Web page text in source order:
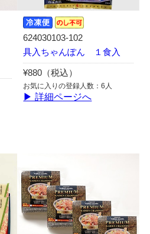
624030103-102
具入ちゃんぽん １食入
¥880（税込）
お気に入りの登録人数：6人
▶ 詳細ページへ